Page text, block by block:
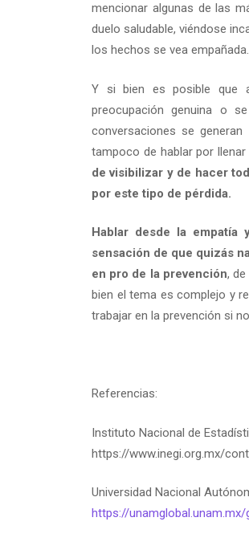
mencionar algunas de las
duelo saludable, viéndose
los hechos se vea empañada.
Y si bien es posible que
preocupación genuina o
conversaciones se
tampoco de hablar por
de visibilizar y de hacer
por este tipo de pérdida.
Hablar desde la empatía
sensación de que quizás
en pro de la prevención,
bien el tema es complejo y
trabajar en la prevención si
Referencias:
Instituto Nacional de
https://www.inegi.org.mx/
Universidad Nacional
https://